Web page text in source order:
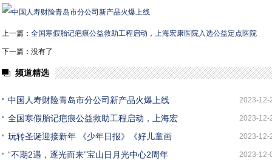
上一篇： 全国寒假胎记疤痕公益救助工程启动，上海宏康医院入选公益定点医院
下一篇：没有了
频道精选
中国人寿财险青岛市分公司新产品火爆上线 2023-12-
全国寒假胎记疤痕公益救助工程启动，上海宏 2023-12-
玩转圣诞迎接新年 《少年日报》《好儿童画 2023-12-
“不期2遇，逐光而来”宝山日月光中心2周年 2023-12-